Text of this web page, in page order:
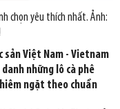
chọn yêu thích nhất. Ảnh:
sản Việt Nam - Vietnam
những lô cà phê
ngặt theo chuẩn